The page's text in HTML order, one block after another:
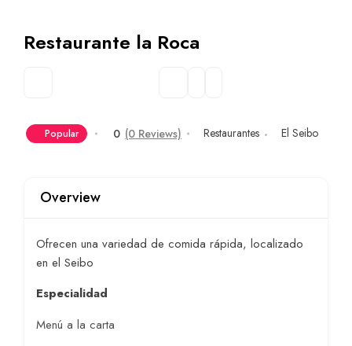
Restaurante la Roca
Popular 0 (0 Reviews) Restaurantes El Seibo
Overview
Ofrecen una variedad de comida rápida, localizado
en el Seibo
Especialidad
Menú a la carta